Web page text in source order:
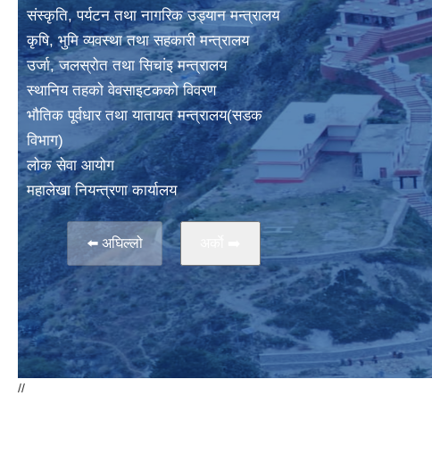
संस्कृति, पर्यटन तथा नागरिक उड्यान मन्त्रालय
कृषि, भुमि व्यवस्था तथा सहकारी मन्त्रालय
उर्जा, जलस्राेत तथा सिचांइ मन्त्रालय
स्थानिय तहकाे वेवसाइटककाे विवरण
भाैतिक पूर्वधार तथा यातायत मन्त्रालय(सडक
विभाग)
लाेक सेवा आयोग
महालेखा नियन्त्रणा कार्यालय
⬅️ अघिल्लो
//